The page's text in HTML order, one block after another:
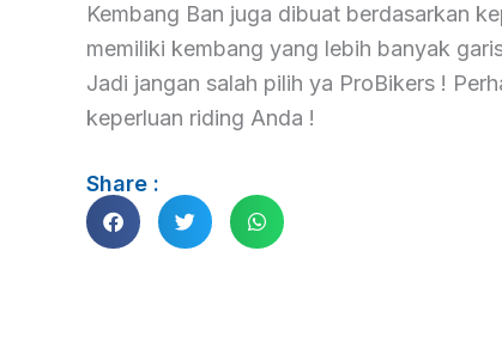
Kembang Ban juga dibuat berdasarkan
memiliki kembang yang lebih banyak
Jadi jangan salah pilih ya ProBikers !
keperluan riding Anda !
Share :